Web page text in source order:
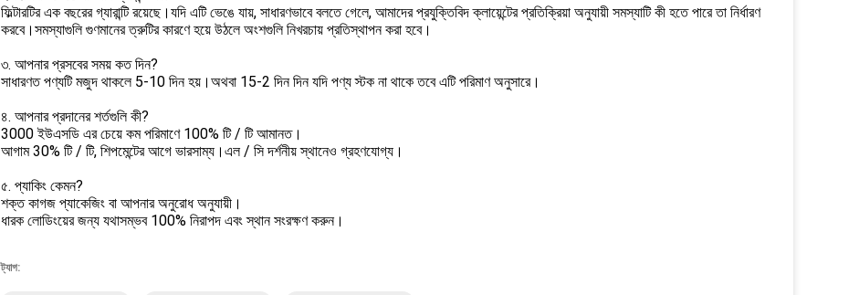
ফিল্টারটির এক বছরের গ্যারান্টি রয়েছে।যদি এটি ভেঙে যায়, সাধারণভাবে বলতে গেলে, আমাদের প্রযুক্তিবিদ ক্লায়েন্টের প্রতিক্রিয়া অনুযায়ী সমস্যাটি কী হতে পারে তা নির্ধারণ
করবে।সমস্যাগুলি গুণমানের ত্রুটির কারণে হয়ে উঠলে অংশগুলি নিখরচায় প্রতিস্থাপন করা হবে।
৩. আপনার প্রসবের সময় কত দিন?
সাধারণত পণ্যটি মজুদ থাকলে 5-10 দিন হয়।অথবা 15-2 দিন দিন যদি পণ্য স্টক না থাকে তবে এটি পরিমাণ অনুসারে।
৪. আপনার প্রদানের শর্তগুলি কী?
3000 ইউএসডি এর চেয়ে কম পরিমাণে 100% টি / টি আমানত।
আগাম 30% টি / টি, শিপমেন্টের আগে ভারসাম্য।এল / সি দর্শনীয় স্থানেও গ্রহণযোগ্য।
৫. প্যাকিং কেমন?
শক্ত কাগজ প্যাকেজিং বা আপনার অনুরোধ অনুযায়ী।
ধারক লোডিংয়ের জন্য যথাসম্ভব 100% নিরাপদ এবং স্থান সংরক্ষণ করুন।
ট্যাগ: